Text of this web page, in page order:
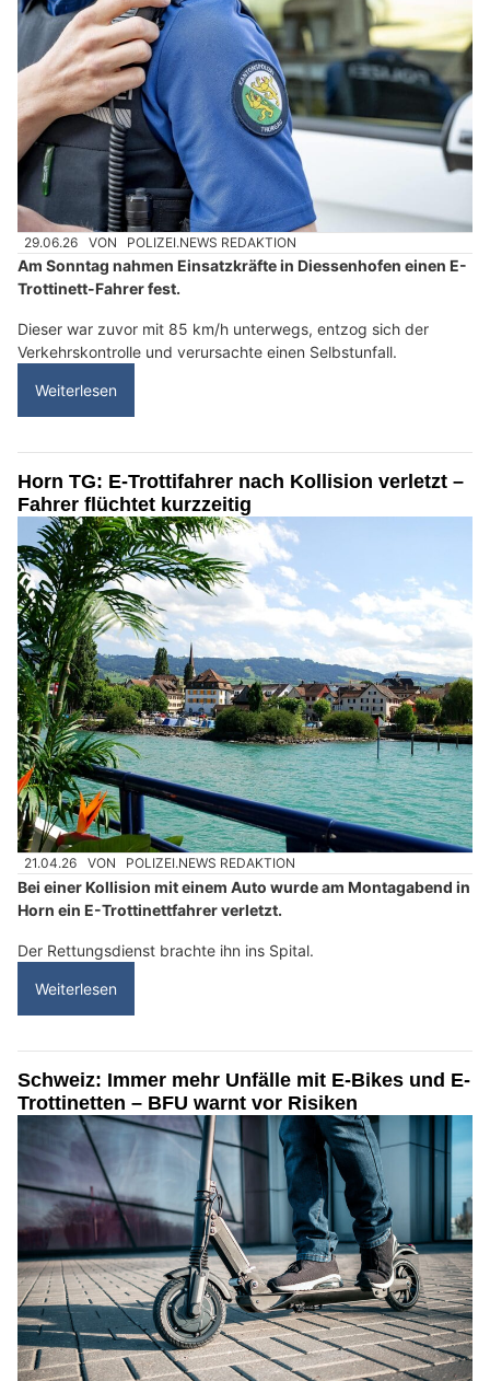
29.06.26 VON POLIZEI.NEWS REDAKTION
Am Sonntag nahmen Einsatzkräfte in Diessenhofen einen E-
Trottinett-Fahrer fest.
Dieser war zuvor mit 85 km/h unterwegs, entzog sich der
Verkehrskontrolle und verursachte einen Selbstunfall.
Weiterlesen
Horn TG: E-Trottifahrer nach Kollision verletzt –
Fahrer flüchtet kurzzeitig
21.04.26 VON POLIZEI.NEWS REDAKTION
Bei einer Kollision mit einem Auto wurde am Montagabend in
Horn ein E-Trottinettfahrer verletzt.
Der Rettungsdienst brachte ihn ins Spital.
Weiterlesen
Schweiz: Immer mehr Unfälle mit E-Bikes und E-
Trottinetten – BFU warnt vor Risiken